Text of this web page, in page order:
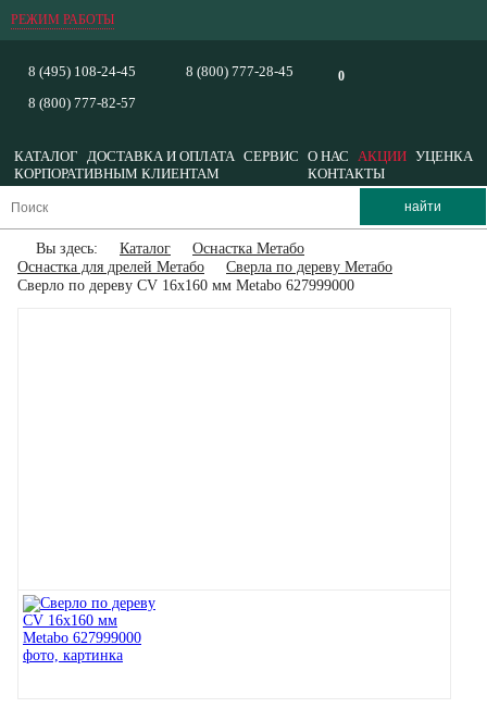
РЕЖИМ РАБОТЫ
0
8 (495) 108-24-45
8 (800) 777-82-57
8 (800) 777-28-45
КАТАЛОГ ДОСТАВКА И ОПЛАТА СЕРВИС О НАС АКЦИИ УЦЕНКА
КОРПОРАТИВНЫМ КЛИЕНТАМ
КОНТАКТЫ
Вы здесь: Каталог
Оснастка Метабо
Оснастка для дрелей Метабо
Сверла по дереву Метабо
Сверло по дереву CV 16x160 мм Metabo 627999000